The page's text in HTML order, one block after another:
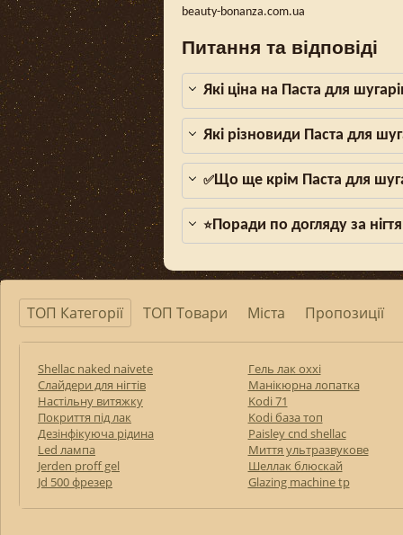
beauty-bonanza.com.ua
Питання та відповіді
Які ціна на Паста для
Які різновиди Паста для
✅Що ще крім Паста для
⭐Поради по догляду за
ТОП Категорії ТОП Товари Міста Пропозиції
Shellac naked naivete
Слайдери для нігтів
Настільну витяжку
Покриття під лак
Дезінфікуюча рідина
Led лампа
Jerden proff gel
Jd 500 фрезер
Гель лак oxxi
Манікюрна лопатка
Kodi 71
Kodi база топ
Paisley cnd shellac
Миття ультразвукове
Шеллак блюскай
Glazing machine tp